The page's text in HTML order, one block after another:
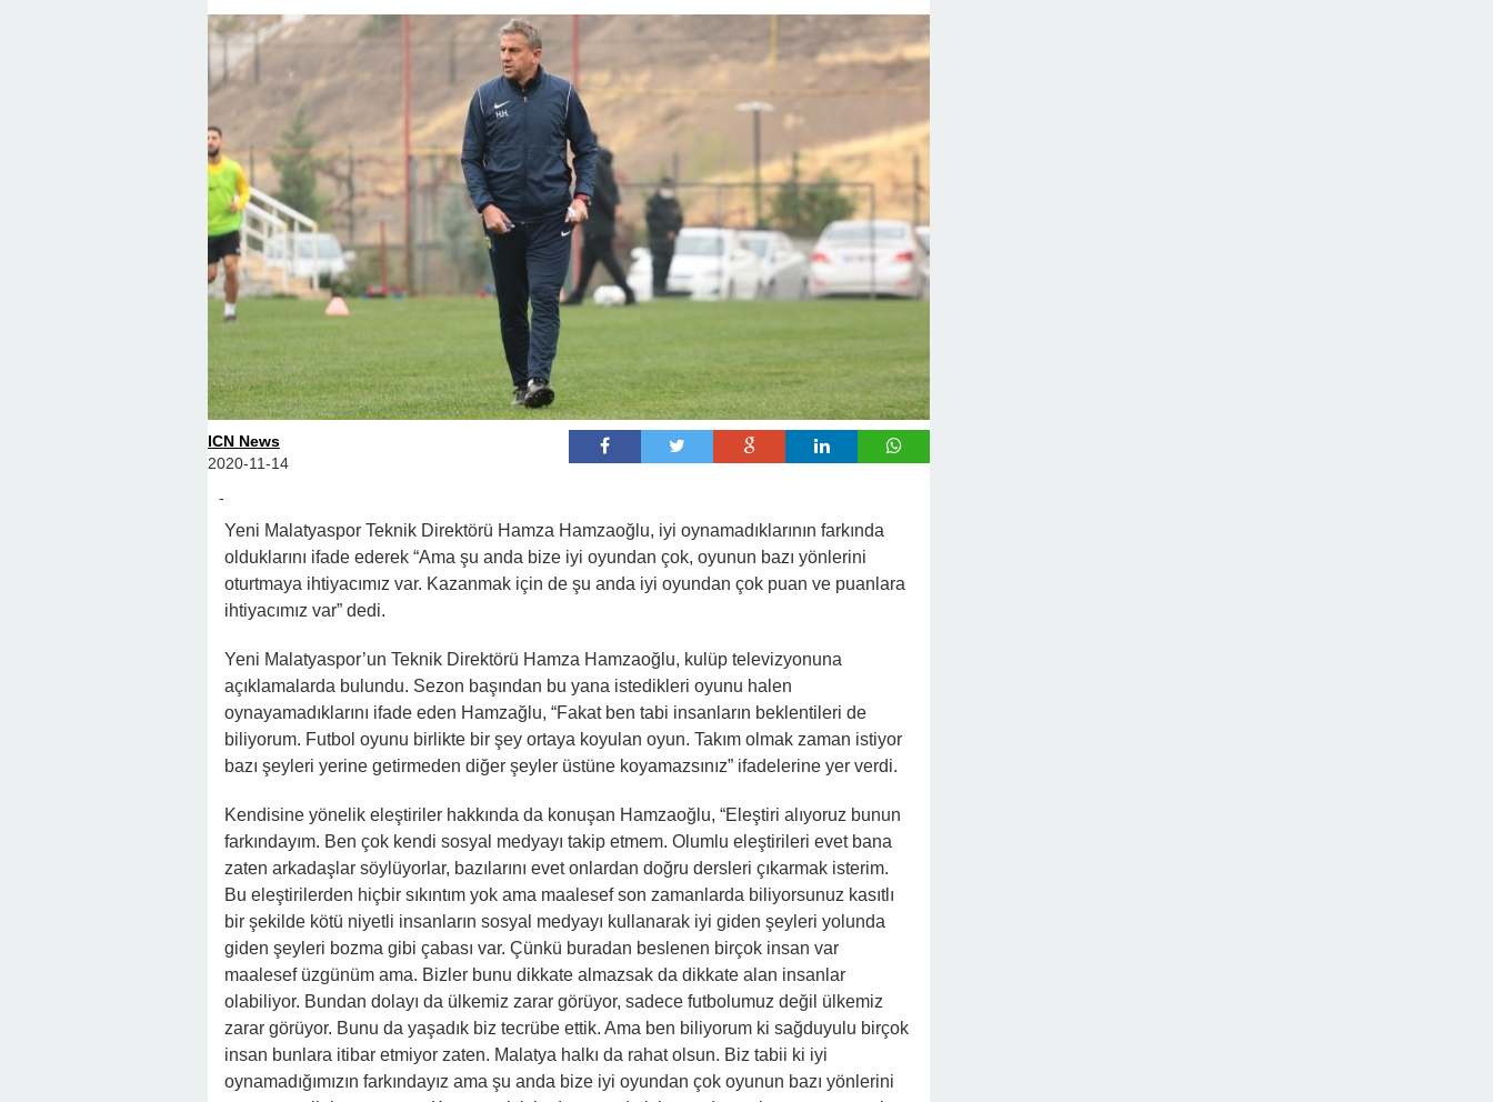
ICN News
2020-11-14
-
Yeni Malatyaspor Teknik Direktörü Hamza Hamzaoğlu, iyi oynamadıklarının farkında
olduklarını ifade ederek “Ama şu anda bize iyi oyundan çok, oyunun bazı yönlerini
oturtmaya ihtiyacımız var. Kazanmak için de şu anda iyi oyundan çok puan ve puanlara
ihtiyacımız var” dedi.
Yeni Malatyaspor’un Teknik Direktörü Hamza Hamzaoğlu, kulüp televizyonuna
açıklamalarda bulundu. Sezon başından bu yana istedikleri oyunu halen
oynayamadıklarını ifade eden Hamzağlu, “Fakat ben tabi insanların beklentileri de
biliyorum. Futbol oyunu birlikte bir şey ortaya koyulan oyun. Takım olmak zaman istiyor
bazı şeyleri yerine getirmeden diğer şeyler üstüne koyamazsınız” ifadelerine yer verdi.
Kendisine yönelik eleştiriler hakkında da konuşan Hamzaoğlu, “Eleştiri alıyoruz bunun
farkındayım. Ben çok kendi sosyal medyayı takip etmem. Olumlu eleştirileri evet bana
zaten arkadaşlar söylüyorlar, bazılarını evet onlardan doğru dersleri çıkarmak isterim.
Bu eleştirilerden hiçbir sıkıntım yok ama maalesef son zamanlarda biliyorsunuz kasıtlı
bir şekilde kötü niyetli insanların sosyal medyayı kullanarak iyi giden şeyleri yolunda
giden şeyleri bozma gibi çabası var. Çünkü buradan beslenen birçok insan var
maalesef üzgünüm ama. Bizler bunu dikkate almazsak da dikkate alan insanlar
olabiliyor. Bundan dolayı da ülkemiz zarar görüyor, sadece futbolumuz değil ülkemiz
zarar görüyor. Bunu da yaşadık biz tecrübe ettik. Ama ben biliyorum ki sağduyulu birçok
insan bunlara itibar etmiyor zaten. Malatya halkı da rahat olsun. Biz tabii ki iyi
oynamadığımızın farkındayız ama şu anda bize iyi oyundan çok oyunun bazı yönlerini